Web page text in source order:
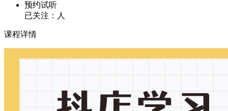
预约试听
已关注： 人
课程详情